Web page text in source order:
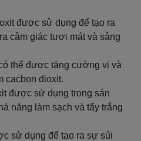
được sử dụng để tạo ra
cảm giác tươi mát và sảng
thể được tăng cường vị và
cacbon đioxit.
được sử dụng trong sản
năng làm sạch và tẩy trắng
sử dụng để tạo ra sự sủi